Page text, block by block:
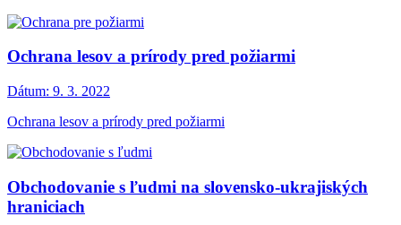
Ochrana lesov a prírody pred požiarmi
Dátum: 9. 3. 2022
Ochrana lesov a prírody pred požiarmi
Obchodovanie s ľudmi na slovensko-ukrajiských
hraniciach